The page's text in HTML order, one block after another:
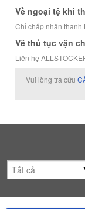
Về ngoại tệ khi
Chỉ chấp nhận thanh
Về thủ tục vận
Liên hệ
Vui lòng tra cứu